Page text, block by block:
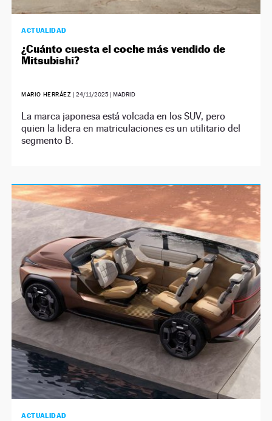
ACTUALIDAD
¿Cuánto cuesta el coche más vendido de
Mitsubishi?
MARIO HERRÁEZ |24/11/2025 | MADRID
La marca japonesa está volcada en los SUV, pero
quien la lidera en matriculaciones es un utilitario del
segmento B.
ACTUALIDAD